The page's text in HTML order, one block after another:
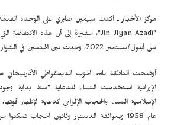
مركز الأخبار ـأكدت سيمين صابري على الوحدة
"
"Jin Jiyan Azadî، مشيرةً إلى أن هذه الانتفاضة
من أيلول/سبتمبر 2022، وحدت بين الجنسين في الشوارع.
أوضحت الناطقة باسم الحزب الديمقراطي الأذربيجاني
الإيرانية استخدمت النساء للدعاية "منذ بداية
الإسلامية النساء والحجاب الإلزامي كدعاية لإظهار
عام 1958 وبموافقة الدستور وقانون الحجاب